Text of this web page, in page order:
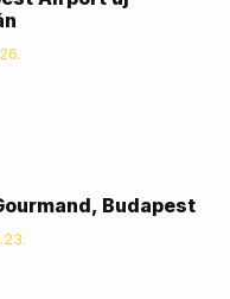
Budapest